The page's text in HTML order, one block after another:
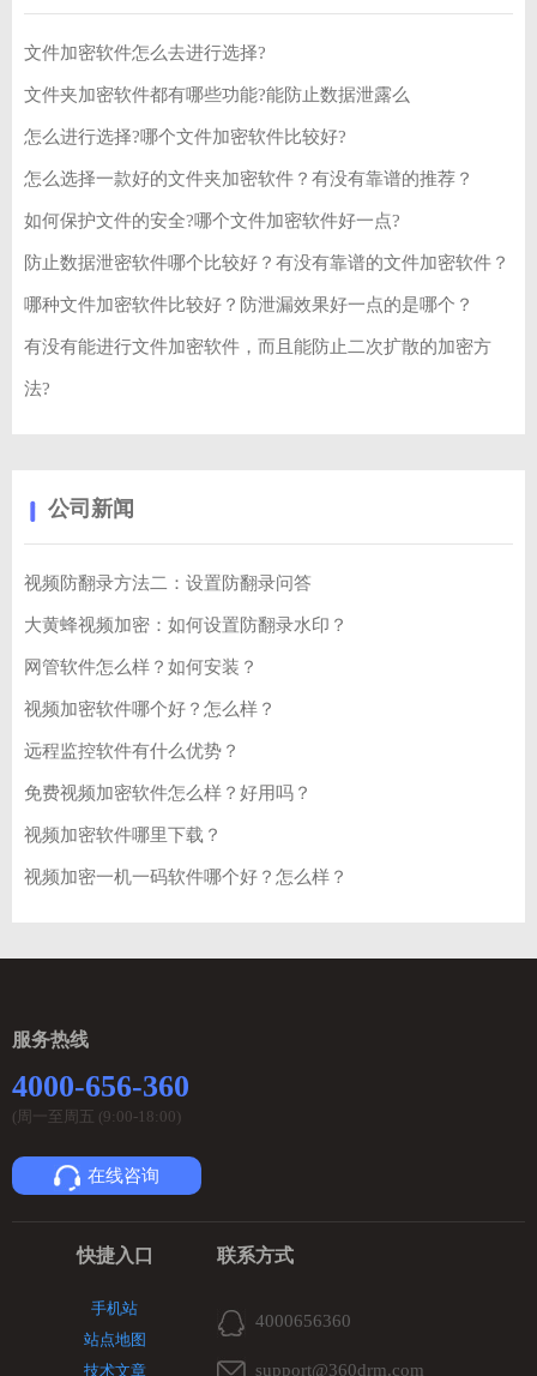
文件加密软件怎么去进行选择?
文件夹加密软件都有哪些功能?能防止数据泄露么
怎么进行选择?哪个文件加密软件比较好?
怎么选择一款好的文件夹加密软件？有没有靠谱的推荐？
如何保护文件的安全?哪个文件加密软件好一点?
防止数据泄密软件哪个比较好？有没有靠谱的文件加密软件？
哪种文件加密软件比较好？防泄漏效果好一点的是哪个？
有没有能进行文件加密软件，而且能防止二次扩散的加密方
法?
公司新闻
视频防翻录方法二：设置防翻录问答
大黄蜂视频加密：如何设置防翻录水印？
网管软件怎么样？如何安装？
视频加密软件哪个好？怎么样？
远程监控软件有什么优势？
免费视频加密软件怎么样？好用吗？
视频加密软件哪里下载？
视频加密一机一码软件哪个好？怎么样？
服务热线
4000-656-360
(周一至周五 (9:00-18:00)
在线咨询
快捷入口
手机站
站点地图
技术文章
联系方式
4000656360
support@360drm.com